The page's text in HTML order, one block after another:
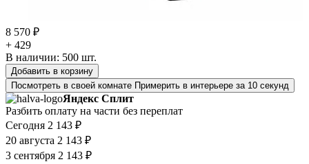
8 570 ₽
+ 429
В наличии: 500 шт.
Добавить в корзину
Посмотреть в своей комнате Примерить в интерьере за 10 секунд
Яндекс Сплит
Разбить оплату на части без переплат
Сегодня 2 143 ₽
20 августа 2 143 ₽
3 сентября 2 143 ₽